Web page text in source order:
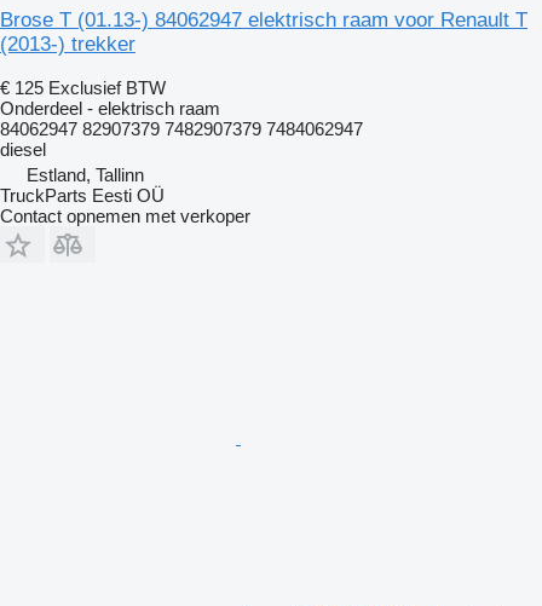
Brose T (01.13-) 84062947 elektrisch raam voor Renault T
(2013-) trekker
€ 125 Exclusief BTW
Onderdeel - elektrisch raam
84062947 82907379 7482907379 7484062947
diesel
Estland, Tallinn
TruckParts Eesti OÜ
Contact opnemen met verkoper